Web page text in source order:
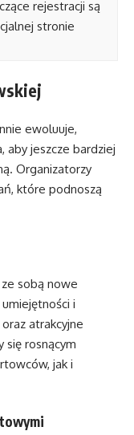
rejestracji są
stronie
ewoluuje,
aby jeszcze bardziej
Organizatorzy
które podnoszą
sobą nowe
i
atrakcyjne
się rosnącym
jak i